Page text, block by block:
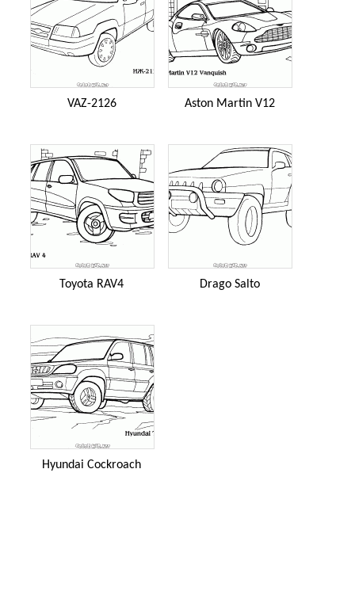
VAZ-2126 Aston Martin V12
Toyota RAV4 Drago Salto
Hyundai Cockroach